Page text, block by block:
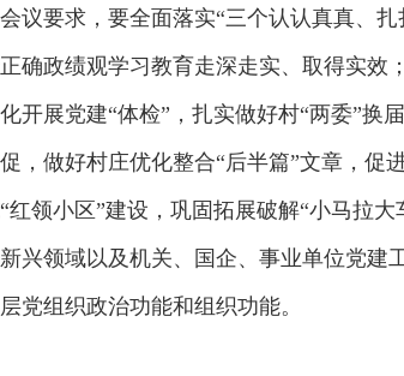
会议要求，要全面落实“三个认认真真、
确政绩观学习教育走深走实、取得实效
开展党建“体检”，扎实做好村“两委”换
，做好村庄优化整合“后半篇”文章，促
红领小区”建设，巩固拓展破解“小马拉
兴领域以及机关、国企、事业单位党建
党组织政治功能和组织功能。